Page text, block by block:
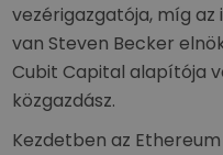
vezérigazgatója, míg
van Steven Becker
Cubit Capital alapítója
közgazdász.
Kezdetben az